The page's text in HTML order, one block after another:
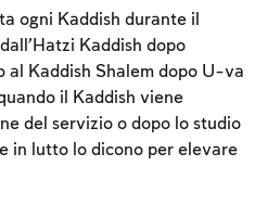
ogni Kaddish durante il
Kaddish dopo
al Kaddish Shalem dopo U-va
il Kaddish viene
del servizio o dopo lo studio
in lutto lo dicono per elevare